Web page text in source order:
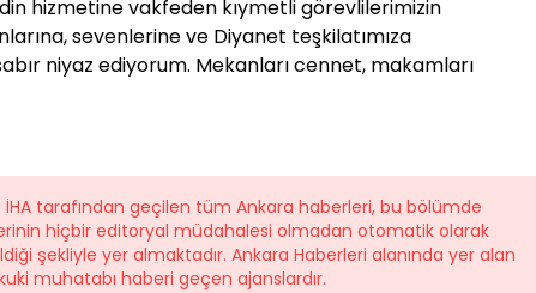
hizmetine vakfeden kıymetli görevlilerimizin
sevenlerine ve Diyanet teşkilatımıza
niyaz ediyorum. Mekanları cennet, makamları
İHA tarafından geçilen tüm Ankara haberleri, bu bölümde
hiçbir editoryal müdahalesi olmadan otomatik olarak
şekliyle yer almaktadır. Ankara Haberleri alanında yer alan
muhatabı haberi geçen ajanslardır.